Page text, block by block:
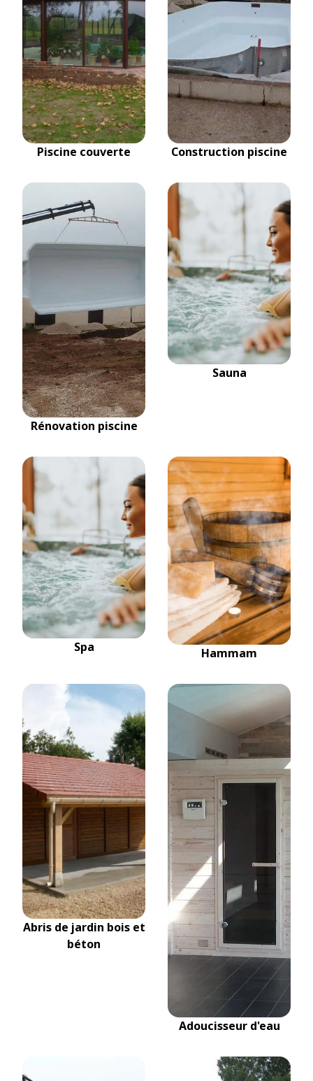
Piscine couverte Construction piscine
Rénovation piscine
Sauna
Spa Hammam
Abris de jardin bois et
béton
Adoucisseur d'eau